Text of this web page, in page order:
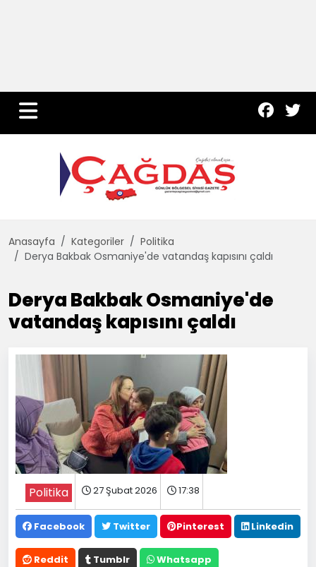
Teknoloji
Anasayfa Kategoriler
Politika
Derya Bakbak Osmaniye'de vatandaş kapısını çaldı
Derya Bakbak Osmaniye'de
vatandaş kapısını çaldı
Politika 27 Şubat 2026 17:38
Facebook Twitter Pinterest Linkedin
Reddit Tumblr Whatsapp